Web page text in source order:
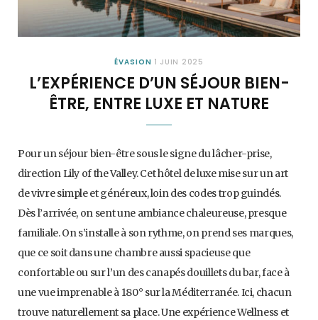
ÉVASION 1 JUIN 2025
L’EXPÉRIENCE D’UN SÉJOUR BIEN-
ÊTRE, ENTRE LUXE ET NATURE
Pour un séjour bien-être sous le signe du lâcher-prise,
direction Lily of the Valley. Cet hôtel de luxe mise sur un art
de vivre simple et généreux, loin des codes trop guindés.
Dès l’arrivée, on sent une ambiance chaleureuse, presque
familiale. On s’installe à son rythme, on prend ses marques,
que ce soit dans une chambre aussi spacieuse que
confortable ou sur l’un des canapés douillets du bar, face à
une vue imprenable à 180° sur la Méditerranée. Ici, chacun
trouve naturellement sa place. Une expérience Wellness et